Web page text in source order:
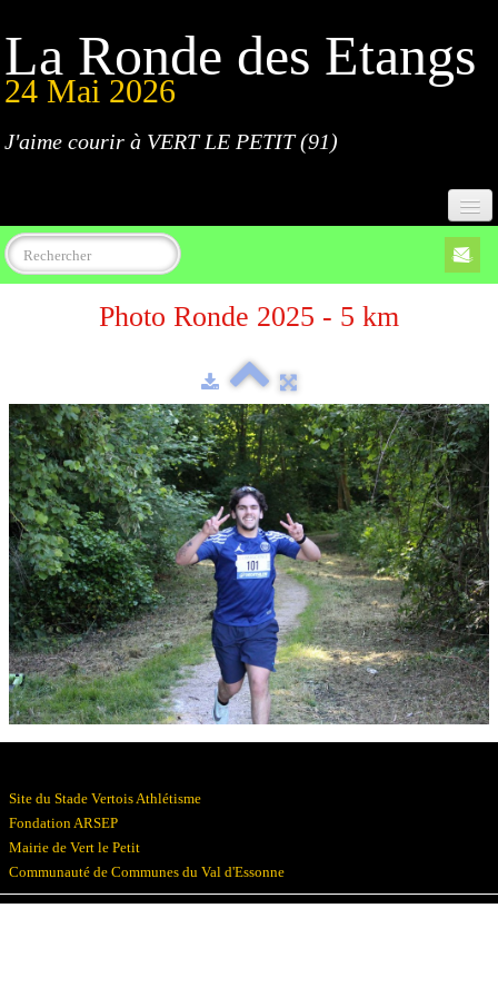
La Ronde des Etangs
24 Mai 2026
J'aime courir à VERT LE PETIT (91)
Accueil
Programme
Règlement
Parcours
Résultats
Devenez bénévoles
Partenaires
Photos▼
Photo Ronde 2025 - 5 km
Site du Stade Vertois Athlétisme
Fondation ARSEP
Mairie de Vert le Petit
Communauté de Communes du Val d'Essonne